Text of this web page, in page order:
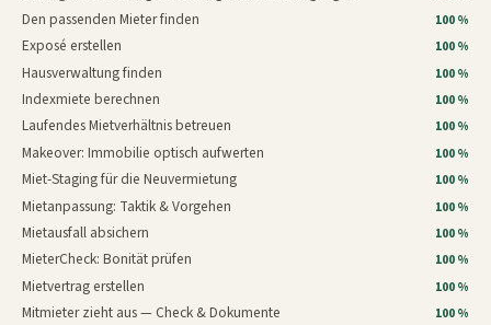
Den passenden Mieter finden 100 %
Exposé erstellen 100 %
Hausverwaltung finden 100 %
Indexmiete berechnen 100 %
Laufendes Mietverhältnis betreuen 100 %
Makeover: Immobilie optisch aufwerten 100 %
Miet-Staging für die Neuvermietung 100 %
Mietanpassung: Taktik & Vorgehen 100 %
Mietausfall absichern 100 %
MieterCheck: Bonität prüfen 100 %
Mietvertrag erstellen 100 %
Mitmieter zieht aus — Check & Dokumente 100 %